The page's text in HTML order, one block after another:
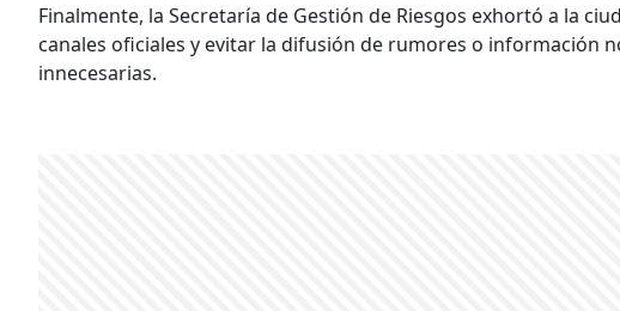
Finalmente, la Secretaría de Gestión de Riesgos exhortó a la
canales oficiales y evitar la difusión de rumores o información
innecesarias.